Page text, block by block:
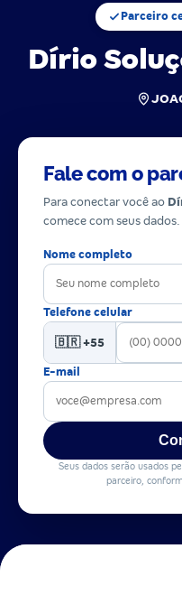
Parceiro
Dírio
Fale com o
Para conectar você ao
comece com seus
Nome completo
Telefone celular
🇧🇷 +55
E-mail
Seus dados serão usados
parceiro,